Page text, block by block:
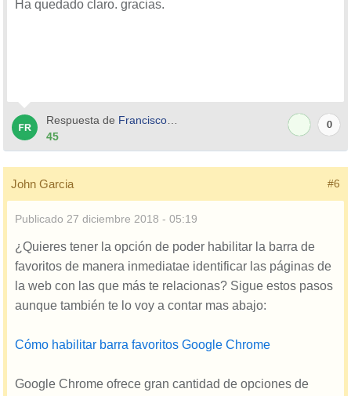
Ha quedado claro. gracias.
Respuesta de Francisco Lara
45
0
John Garcia #6
Publicado 27 diciembre 2018 - 05:19
¿Quieres tener la opción de poder habilitar la barra de
favoritos de manera inmediatae identificar las páginas de
la web con las que más te relacionas? Sigue estos pasos
aunque también te lo voy a contar mas abajo:
Cómo habilitar barra favoritos Google Chrome
Google Chrome ofrece gran cantidad de opciones de